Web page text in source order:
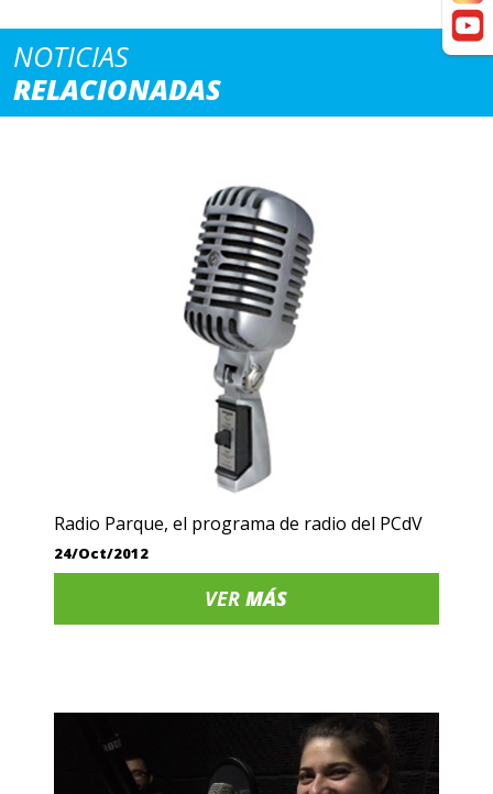
NOTICIAS
RELACIONADAS
Radio Parque, el programa de radio del PCdV
24/Oct/2012
VERMÁS